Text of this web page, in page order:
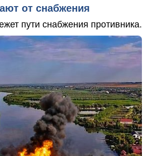
от снабжения
пути снабжения противника.